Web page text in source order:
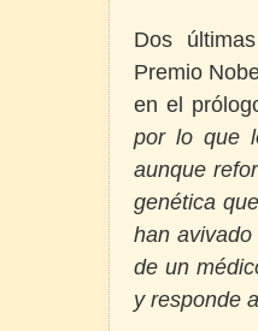
Dos
Premio
en el
por lo que
aunque
genética
han
de un
y responde